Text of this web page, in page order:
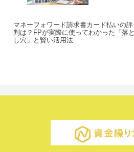
マネーフォワード請求書カード払いの評
判は？FPが実際に使ってわかった「落と
し穴」と賢い活用法